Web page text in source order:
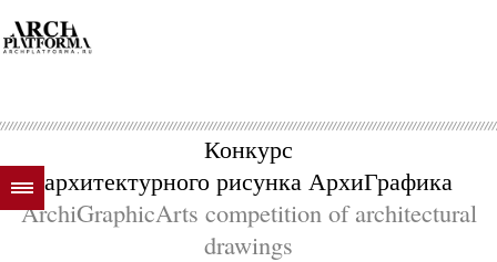
Конкурс
архитектурного рисунка АрхиГрафика
ArchiGraphicArts competition of architectural
drawings